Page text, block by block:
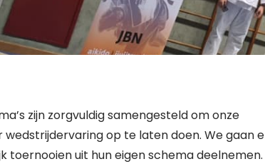
zijn zorgvuldig samengesteld om onze
op te laten doen. We gaan
toernooien uit hun eigen schema deelnemen.